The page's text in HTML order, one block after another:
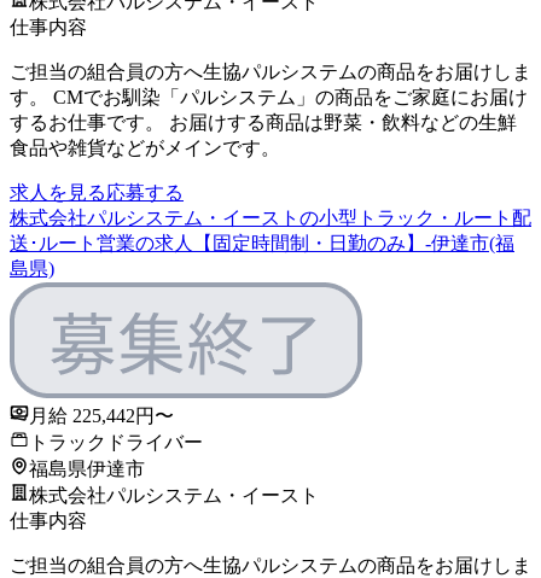
仕事内容
ご担当の組合員の方へ生協パルシステムの商品をお届けしま
す。 CMでお馴染「パルシステム」の商品をご家庭にお届け
するお仕事です。 お届けする商品は野菜・飲料などの生鮮
食品や雑貨などがメインです。
求人を見る応募する
株式会社パルシステム・イーストの小型トラック・ルート配
送･ルート営業の求人【固定時間制・日勤のみ】-伊達市(福
島県)
月給 225,442円〜
トラックドライバー
福島県伊達市
株式会社パルシステム・イースト
仕事内容
ご担当の組合員の方へ生協パルシステムの商品をお届けしま